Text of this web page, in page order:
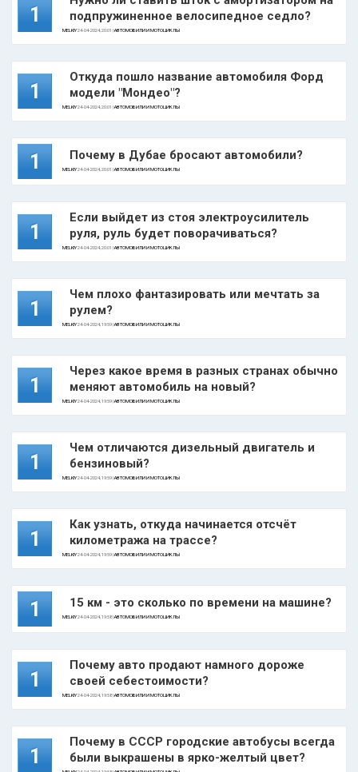
1
подпружиненное велосипедное седло?
MELKIY24-04-2024, 20:01 |АВТОМОБИЛИ И МОТОЦИКЛЫ
1
Откуда пошло название автомобиля Форд
модели "Мондео"?
MELKIY24-04-2024, 20:01 |АВТОМОБИЛИ И МОТОЦИКЛЫ
1 Почему в Дубае бросают автомобили?
MELKIY24-04-2024, 20:01 |АВТОМОБИЛИ И МОТОЦИКЛЫ
1
Если выйдет из стоя электроусилитель
руля, руль будет поворачиваться?
MELKIY24-04-2024, 20:01 |АВТОМОБИЛИ И МОТОЦИКЛЫ
1
Чем плохо фантазировать или мечтать за
рулем?
MELKIY24-04-2024, 19:59 |АВТОМОБИЛИ И МОТОЦИКЛЫ
1
Через какое время в разных странах обычно
меняют автомобиль на новый?
MELKIY24-04-2024, 19:59 |АВТОМОБИЛИ И МОТОЦИКЛЫ
1
Чем отличаются дизельный двигатель и
бензиновый?
MELKIY24-04-2024, 19:59 |АВТОМОБИЛИ И МОТОЦИКЛЫ
1
Как узнать, откуда начинается отсчёт
километража на трассе?
MELKIY24-04-2024, 19:59 |АВТОМОБИЛИ И МОТОЦИКЛЫ
1 15 км - это сколько по времени на машине?
MELKIY24-04-2024, 19:58 |АВТОМОБИЛИ И МОТОЦИКЛЫ
1
Почему авто продают намного дороже
своей себестоимости?
MELKIY24-04-2024, 19:58 |АВТОМОБИЛИ И МОТОЦИКЛЫ
1
Почему в СССР городские автобусы всегда
были выкрашены в ярко-желтый цвет?